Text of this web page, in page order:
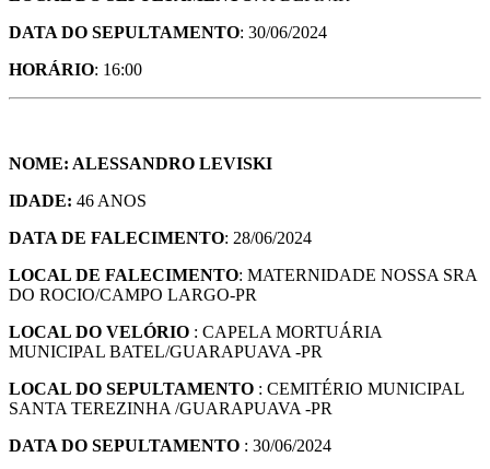
DATA DO SEPULTAMENTO: 30/06/2024
HORÁRIO: 16:00
NOME: ALESSANDRO LEVISKI
IDADE: 46 ANOS
DATA DE FALECIMENTO: 28/06/2024
LOCAL DE FALECIMENTO: MATERNIDADE NOSSA SRA
DO ROCIO/CAMPO LARGO-PR
LOCAL DO VELÓRIO : CAPELA MORTUÁRIA
MUNICIPAL BATEL/GUARAPUAVA -PR
LOCAL DO SEPULTAMENTO : CEMITÉRIO MUNICIPAL
SANTA TEREZINHA /GUARAPUAVA -PR
DATA DO SEPULTAMENTO : 30/06/2024